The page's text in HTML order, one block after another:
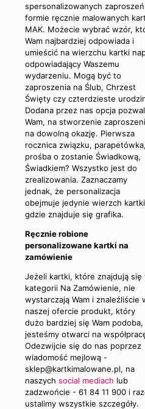
spersonalizowanych
formie ręcznie malowanych
MAK. Możecie wybrać wzór,
Wam najbardziej odpowiada i
umieścić na wierzchu kartki
odpowiadający Waszemu
wydarzeniu. Mogą być to
zaproszenia na Ślub, Chrzest
Święty czy czterdzieste
Dodana przez nas opcja
Wam, na stworzenie
na dowolną okazję. Pierwsza
rocznica związku, parapetówka,
prośba o zostanie Świadkową,
Świadkiem? Wszystko jest do
zrealizowania. Zaznaczamy
jednak, że personalizacja
obejmuje jedynie wierzch
gdzie znajduje się grafika.
Ręcznie robione
personalizowane kartki na
zamówienie
Jeżeli kartki, które znajdują się
kategorii Na Zamówienie, nie
wystarczają Wam i znaleźliście
naszej ofercie produkt, który
dużo bardziej się Wam podoba,
jesteśmy otwarci na
Odezwijcie się do nas poprzez
wiadomość mejlową -
sklep@kartkimalowane.pl, na
naszych social mediach lub
zadzwońcie - 61 84 11 900 i
ustalimy wszystkie szczegóły.